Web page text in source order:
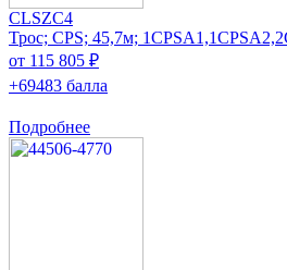
CLSZC4
Трос; CPS; 45,7м;
от 115 805 ₽
+69483 балла
Подробнее